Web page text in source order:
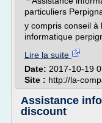
particuliers
y compris conseil à
informatique
Lire la suite
Date: 2017-10-19
Site : http://la-
Assistance
discount